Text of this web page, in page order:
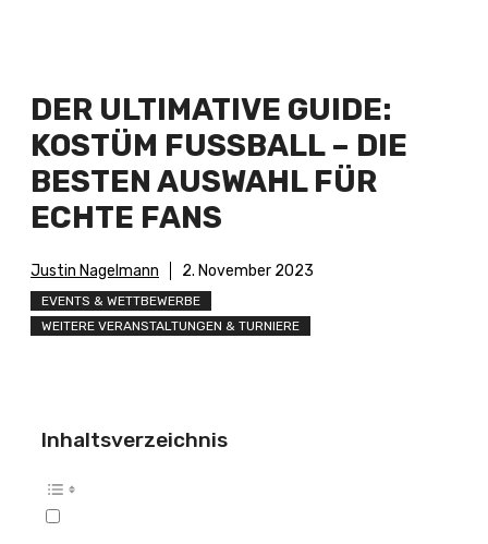
DER ULTIMATIVE GUIDE:
KOSTÜM FUSSBALL – DIE B
ESTEN AUSWAHL FÜR E
CHTE FANS
Justin Nagelmann 2. November 2023
EVENTS & WETTBEWERBE
WEITERE VERANSTALTUNGEN & TURNIERE
Inhaltsverzeichnis